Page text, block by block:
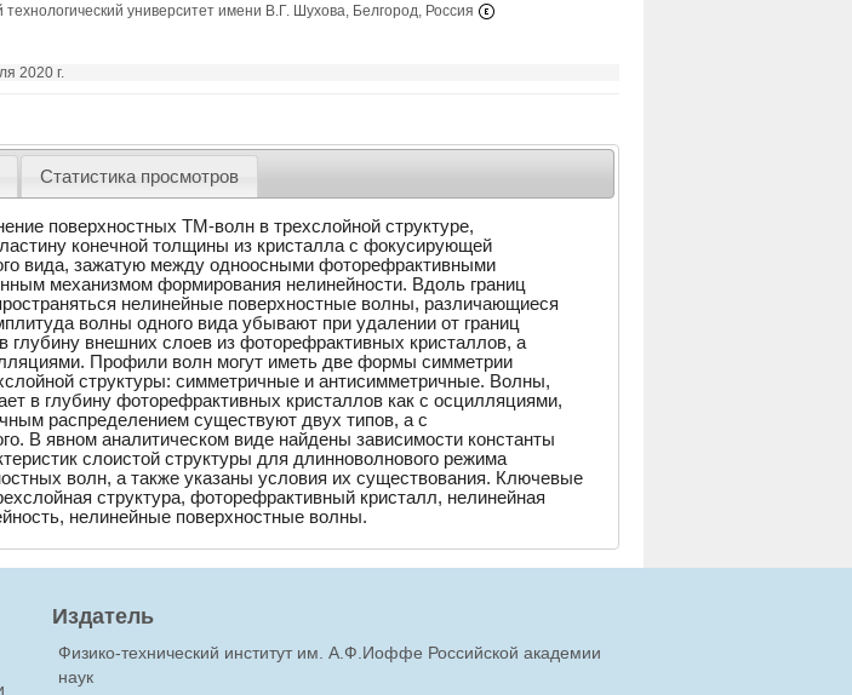
технологический университет имени В.Г. Шухова, Белгород, Россия
2020 г.
Статистика просмотров
поверхностных ТМ-волн в трехслойной структуре,
конечной толщины из кристалла с фокусирующей
вида, зажатую между одноосными фоторефрактивными
механизмом формирования нелинейности. Вдоль границ
нелинейные поверхностные волны, различающиеся
волны одного вида убывают при удалении от границ
глубину внешних слоев из фоторефрактивных кристаллов, а
Профили волн могут иметь две формы симметрии
структуры: симметричные и антисимметричные. Волны,
в глубину фоторефрактивных кристаллов как с осцилляциями,
распределением существуют двух типов, а с
В явном аналитическом виде найдены зависимости константы
слоистой структуры для длинноволнового режима
волн, а также указаны условия их существования. Ключевые
структура, фоторефрактивный кристалл, нелинейная
нелинейные поверхностные волны.
Издатель
Физико-технический институт им. А.Ф.Иоффе Российской академии
наук